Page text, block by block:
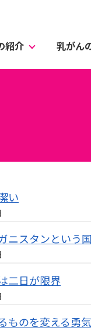
紹介 乳がん
い
ニスタンという国
二日が限界
ものを変える勇気